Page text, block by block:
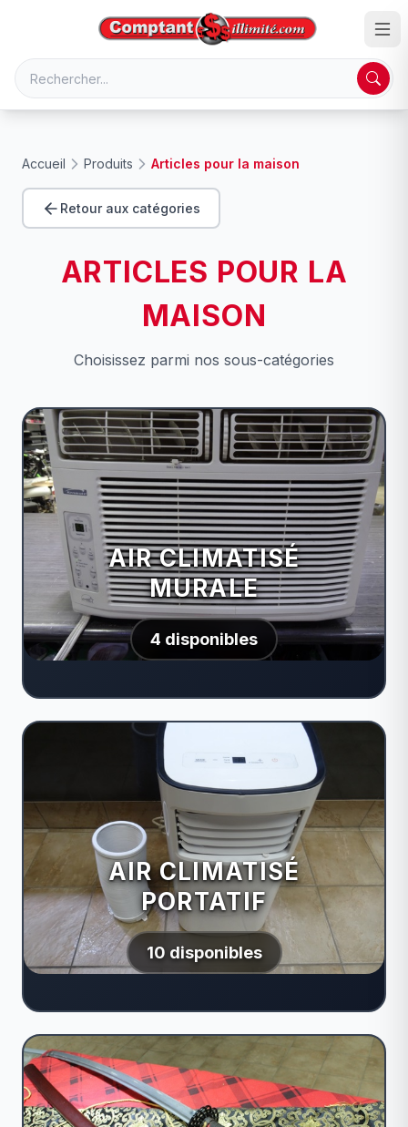
Accueil Produits Articles pour la maison
Retour aux catégories
ARTICLES POUR LA
MAISON
Choisissez parmi nos sous-catégories
AIR CLIMATISÉ
MURALE
4 disponibles
AIR CLIMATISÉ
PORTATIF
10 disponibles